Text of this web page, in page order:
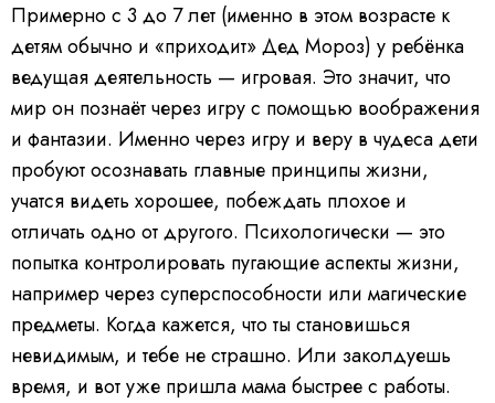
Примерно с 3 до 7 лет (именно в этом возрасте к
детям обычно и «приходит» Дед Мороз) у ребёнка
ведущая деятельность — игровая. Это значит, что
мир он познаёт через игру с помощью воображения
и фантазии. Именно через игру и веру в чудеса дети
пробуют осознавать главные принципы жизни,
учатся видеть хорошее, побеждать плохое и
отличать одно от другого. Психологически — это
попытка контролировать пугающие аспекты жизни,
например через суперспособности или магические
предметы. Когда кажется, что ты становишься
невидимым, и тебе не страшно. Или заколдуешь
время, и вот уже пришла мама быстрее с работы.